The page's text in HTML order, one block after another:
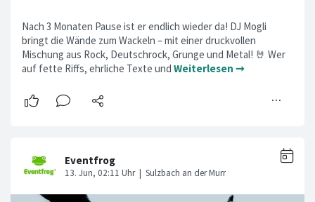
Nach 3 Monaten Pause ist er endlich wieder da! DJ Mogli
bringt die Wände zum Wackeln – mit einer druckvollen
Mischung aus Rock, Deutschrock, Grunge und Metal! 🤘 Wer
auf fette Riffs, ehrliche Texte und Weiterlesen ➞